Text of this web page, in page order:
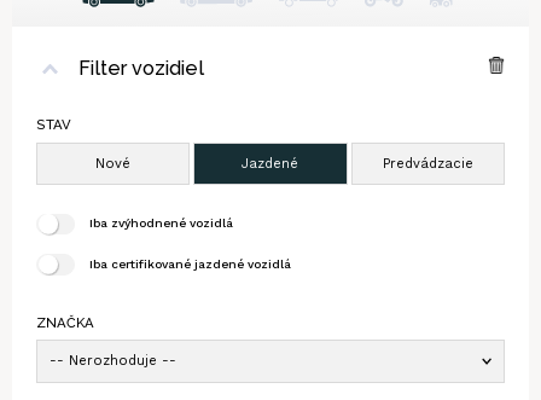
Filter vozidiel
STAV
Iba zvýhodnené vozidlá
Iba certifikované jazdené vozidlá
ZNAČKA
-- Nerozhoduje --